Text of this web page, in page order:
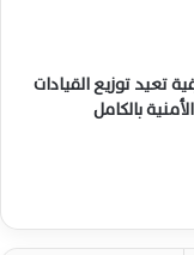
تعيد توزيع القيادات
بالكامل